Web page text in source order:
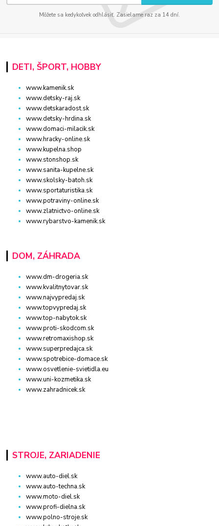
Môžete sa kedykoľvek odhlásiť. Zasielame raz za 14 dní.
DETI, ŠPORT, HOBBY
www.kamenik.sk
www.detsky-raj.sk
www.detskaradost.sk
www.detsky-hrdina.sk
www.domaci-milacik.sk
www.hracky-online.sk
www.kupelna.shop
www.stonshop.sk
www.sanita-kupelne.sk
www.skolsky-batoh.sk
www.sportaturistika.sk
www.potraviny-online.sk
www.zlatnictvo-online.sk
www.rybarstvo-kamenik.sk
DOM, ZÁHRADA
www.dm-drogeria.sk
www.kvalitnytovar.sk
www.najvypredaj.sk
www.topvypredaj.sk
www.top-nabytok.sk
www.proti-skodcom.sk
www.retromaxishop.sk
www.superpredajca.sk
www.spotrebice-domace.sk
www.osvetlenie-svietidla.eu
www.uni-kozmetika.sk
www.zahradnicek.sk
STROJE, ZARIADENIE
www.auto-diel.sk
www.auto-techna.sk
www.moto-diel.sk
www.profi-dielna.sk
www.polno-stroje.sk